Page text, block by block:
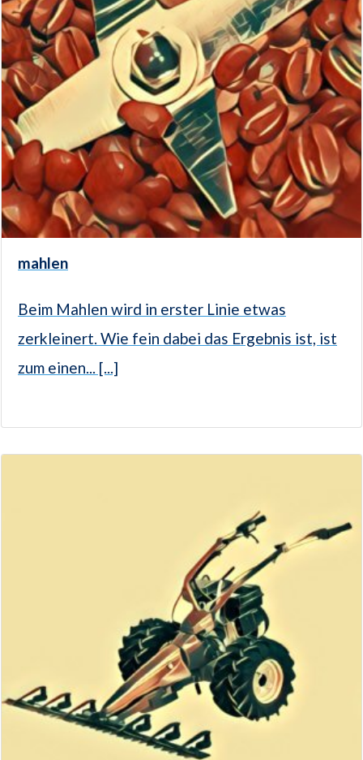
mahlen
Beim Mahlen wird in erster Linie etwas
zerkleinert. Wie fein dabei das Ergebnis ist, ist
zum einen... [...]